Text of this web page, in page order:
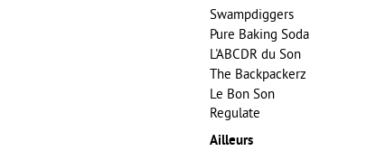
Swampdiggers
Pure Baking Soda
L'ABCDR du Son
The Backpackerz
Le Bon Son
Regulate
Ailleurs